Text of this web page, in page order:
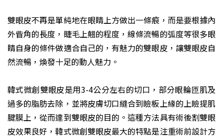
雙眼皮不再是單純地在眼睛上方做出一條痕，而是要根據內
外眥角的長度，睫毛上翹的程度，線條流暢的弧度等很多眼
睛自身的條件做適合自己的，有魅力的雙眼皮，讓雙眼皮自
然流暢，煥發十足的動人魅力。
韓式微創雙眼皮是用3-4公分左右的切口，部分眼輪匝肌及
過多的脂肪去除，並將皮膚切口縫合到瞼板上緣的上瞼提肌
腱膜上，從而達到雙眼皮的目的。這種方法具有術後割雙眼
皮效果良好，韓式微創雙眼皮最大的特點是注重術前設計方